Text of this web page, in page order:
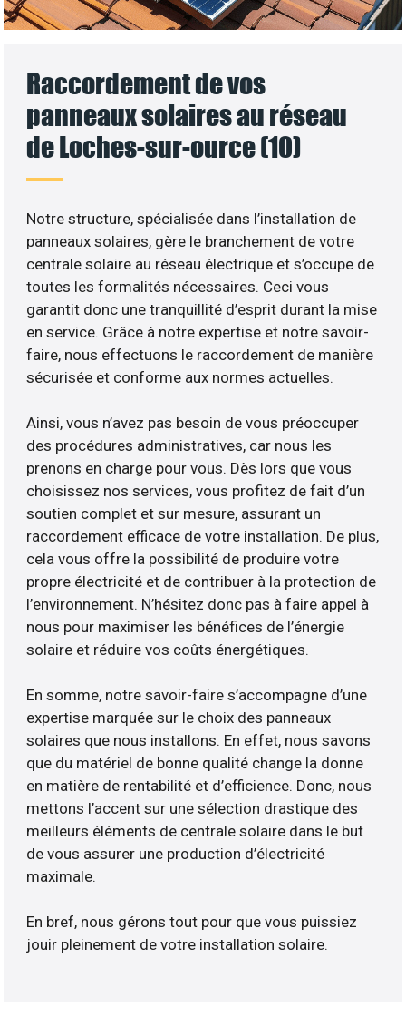
Raccordement de vos
panneaux solaires au réseau
de Loches-sur-ource (10)
Notre structure, spécialisée dans l’installation de
panneaux solaires, gère le branchement de votre
centrale solaire au réseau électrique et s’occupe de
toutes les formalités nécessaires. Ceci vous
garantit donc une tranquillité d’esprit durant la mise
en service. Grâce à notre expertise et notre savoir-
faire, nous effectuons le raccordement de manière
sécurisée et conforme aux normes actuelles.
Ainsi, vous n’avez pas besoin de vous préoccuper
des procédures administratives, car nous les
prenons en charge pour vous. Dès lors que vous
choisissez nos services, vous profitez de fait d’un
soutien complet et sur mesure, assurant un
raccordement efficace de votre installation. De plus,
cela vous offre la possibilité de produire votre
propre électricité et de contribuer à la protection de
l’environnement. N’hésitez donc pas à faire appel à
nous pour maximiser les bénéfices de l’énergie
solaire et réduire vos coûts énergétiques.
En somme, notre savoir-faire s’accompagne d’une
expertise marquée sur le choix des panneaux
solaires que nous installons. En effet, nous savons
que du matériel de bonne qualité change la donne
en matière de rentabilité et d’efficience. Donc, nous
mettons l’accent sur une sélection drastique des
meilleurs éléments de centrale solaire dans le but
de vous assurer une production d’électricité
maximale.
En bref, nous gérons tout pour que vous puissiez
jouir pleinement de votre installation solaire.